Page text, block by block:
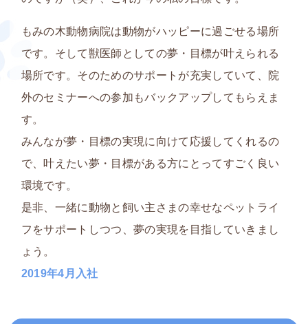
もみの木動物病院は動物がハッピーに過ごせる場所
です。そして獣医師としての夢・目標が叶えられる
場所です。そのためのサポートが充実していて、院
外のセミナーへの参加もバックアップしてもらえま
す。
みんなが夢・目標の実現に向けて応援してくれるの
で、 叶えたい夢・目標がある方にとってすごく良い
環境です。
是非、一緒に動物と飼い主さまの幸せなペットライ
フをサポートしつつ、夢の実現を目指していきまし
ょう。
2019年4月入社